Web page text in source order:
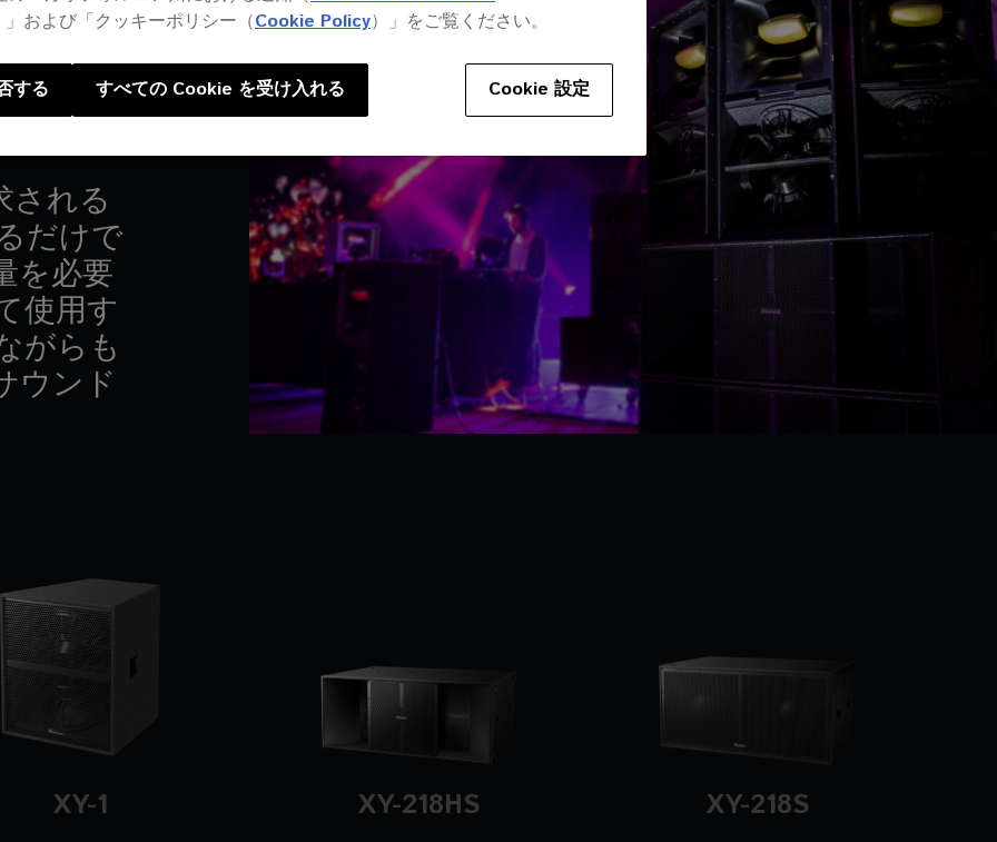
ら広範
きるス
される
だけで
を必要
使用す
がらも
ウンド
XY-1 XY-218HS XY-218S
」および「クッキーポリシー（Cookie Policy）」をご覧ください。
Cookie 設定
する すべての Cookie を受け入れる